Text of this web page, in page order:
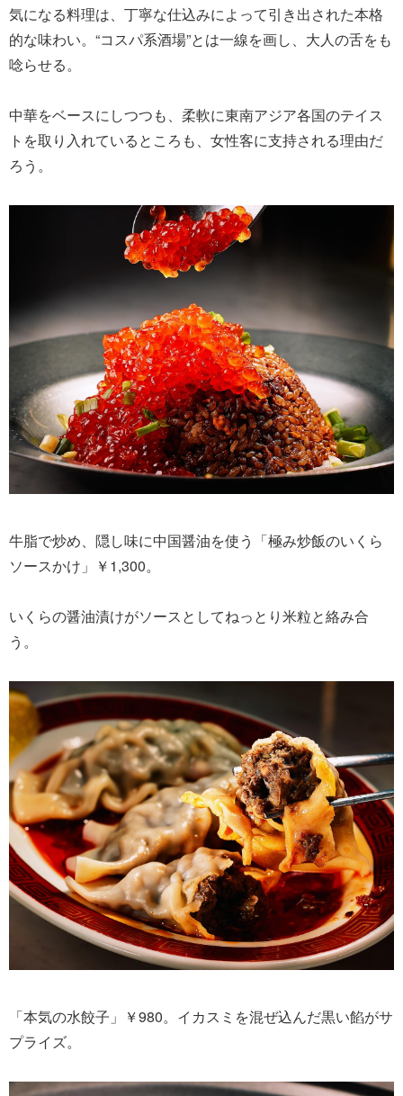
気になる料理は、丁寧な仕込みによって引き出された本格
的な味わい。“コスパ系酒場”とは一線を画し、大人の舌をも
唸らせる。
中華をベースにしつつも、柔軟に東南アジア各国のテイス
トを取り入れているところも、女性客に支持される理由だ
ろう。
牛脂で炒め、隠し味に中国醤油を使う「極み炒飯のいくら
ソースかけ」￥1,300。
いくらの醤油漬けがソースとしてねっとり米粒と絡み合
う。
「本気の水餃子」￥980。イカスミを混ぜ込んだ黒い餡がサ
プライズ。